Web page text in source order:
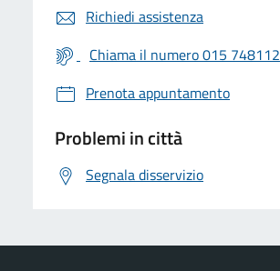
Richiedi assistenza
Chiama il numero 015 748112
Prenota appuntamento
Problemi in città
Segnala disservizio